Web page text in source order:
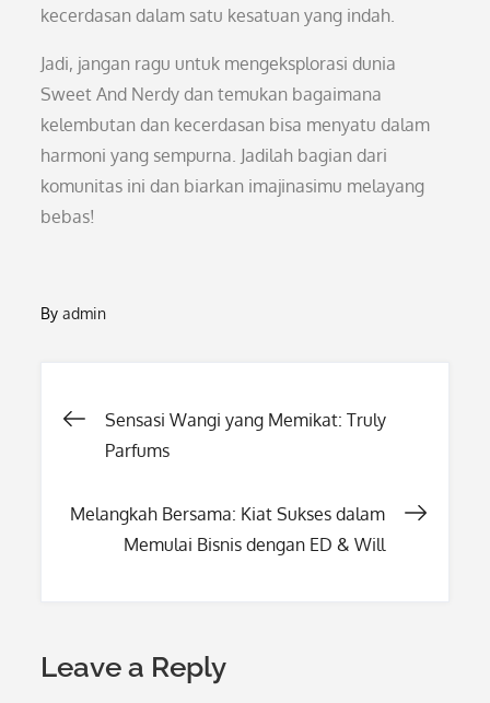
kecerdasan dalam satu kesatuan yang indah.
Jadi, jangan ragu untuk mengeksplorasi dunia
Sweet And Nerdy dan temukan bagaimana
kelembutan dan kecerdasan bisa menyatu dalam
harmoni yang sempurna. Jadilah bagian dari
komunitas ini dan biarkan imajinasimu melayang
bebas!
Byadmin
Post
Sensasi Wangi yang Memikat: Truly
Parfums
Melangkah Bersama: Kiat Sukses dalam
Memulai Bisnis dengan ED & Will
Leave a Reply